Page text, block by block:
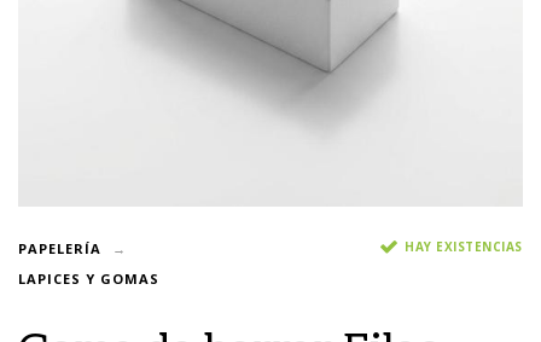
PAPELERÍA
LAPICES Y GOMAS
HAY EXISTENCIAS